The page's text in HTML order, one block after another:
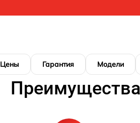
Цены Гарантия Модели